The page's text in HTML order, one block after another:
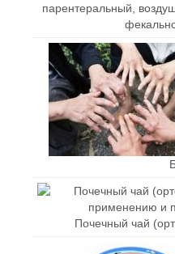
парентеральный,
Почечный чай